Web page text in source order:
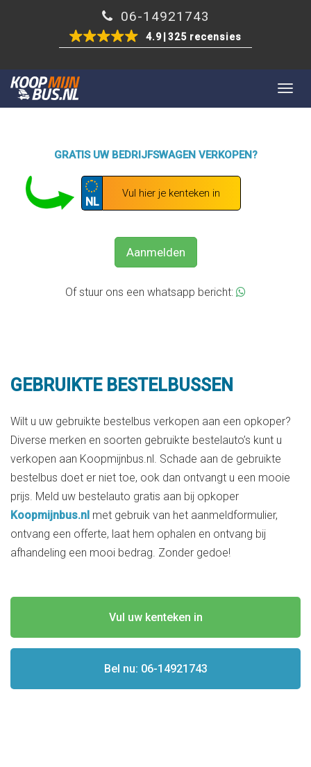
06-14921743
4.9 325 recensies
GRATIS UW BEDRIJFSWAGEN VERKOPEN?
NL
Aanmelden
Of stuur ons een whatsapp bericht:
GEBRUIKTE BESTELBUSSEN
Wilt u uw gebruikte bestelbus verkopen aan een opkoper?
Diverse merken en soorten gebruikte bestelauto’s kunt u
verkopen aan Koopmijnbus.nl. Schade aan de gebruikte
bestelbus doet er niet toe, ook dan ontvangt u een mooie
prijs. Meld uw bestelauto gratis aan bij opkoper
Koopmijnbus.nl met gebruik van het aanmeldformulier,
ontvang een offerte, laat hem ophalen en ontvang bij
afhandeling een mooi bedrag. Zonder gedoe!
Vul uw kenteken in
Bel nu: 06-14921743